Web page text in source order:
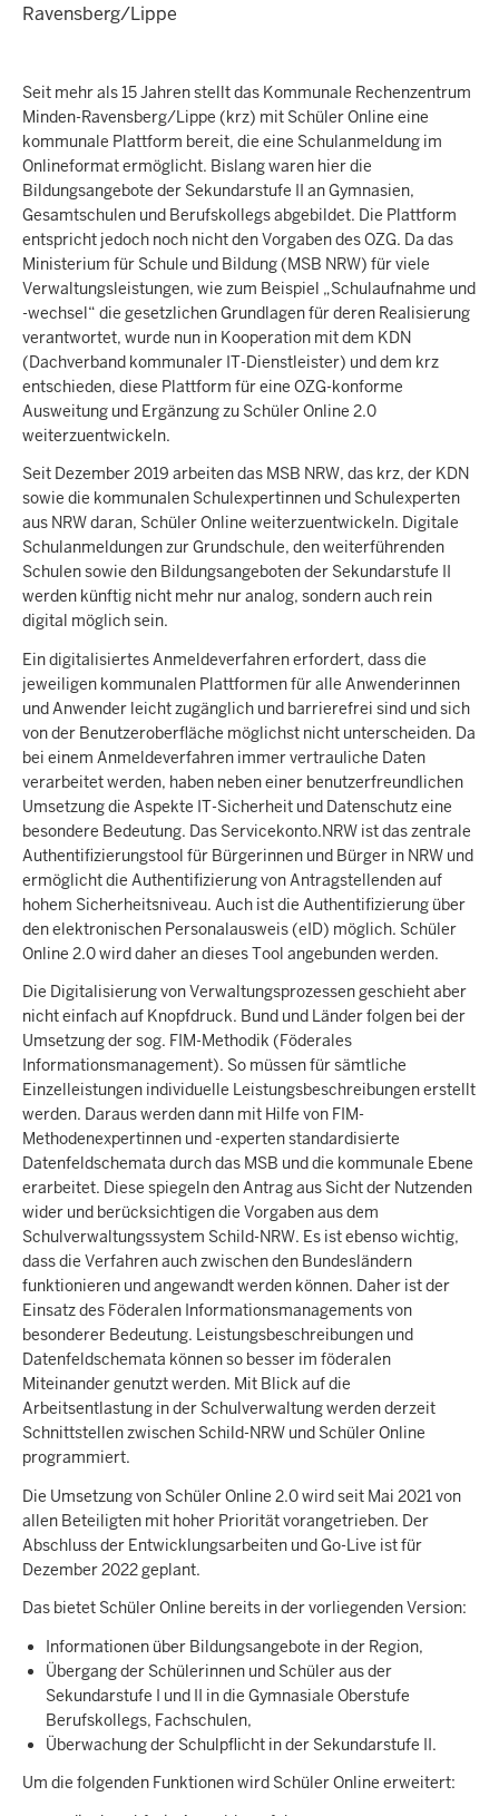
Ravensberg/Lippe
Seit mehr als 15 Jahren stellt das Kommunale Rechenzentrum
Minden-Ravensberg/Lippe (krz) mit Schüler Online eine
kommunale Plattform bereit, die eine Schulanmeldung im
Onlineformat ermöglicht. Bislang waren hier die
Bildungsangebote der Sekundarstufe II an Gymnasien,
Gesamtschulen und Berufskollegs abgebildet. Die Plattform
entspricht jedoch noch nicht den Vorgaben des OZG. Da das
Ministerium für Schule und Bildung (MSB NRW) für viele
Verwaltungsleistungen, wie zum Beispiel „Schulaufnahme und
-wechsel“ die gesetzlichen Grundlagen für deren Realisierung
verantwortet, wurde nun in Kooperation mit dem KDN
(Dachverband kommunaler IT-Dienstleister) und dem krz
entschieden, diese Plattform für eine OZG-konforme
Ausweitung und Ergänzung zu Schüler Online 2.0
weiterzuentwickeln.
Seit Dezember 2019 arbeiten das MSB NRW, das krz, der KDN
sowie die kommunalen Schulexpertinnen und Schulexperten
aus NRW daran, Schüler Online weiterzuentwickeln. Digitale
Schulanmeldungen zur Grundschule, den weiterführenden
Schulen sowie den Bildungsangeboten der Sekundarstufe II
werden künftig nicht mehr nur analog, sondern auch rein
digital möglich sein.
Ein digitalisiertes Anmeldeverfahren erfordert, dass die
jeweiligen kommunalen Plattformen für alle Anwenderinnen
und Anwender leicht zugänglich und barrierefrei sind und sich
von der Benutzeroberfläche möglichst nicht unterscheiden. Da
bei einem Anmeldeverfahren immer vertrauliche Daten
verarbeitet werden, haben neben einer benutzerfreundlichen
Umsetzung die Aspekte IT-Sicherheit und Datenschutz eine
besondere Bedeutung. Das Servicekonto.NRW ist das zentrale
Authentifizierungstool für Bürgerinnen und Bürger in NRW und
ermöglicht die Authentifizierung von Antragstellenden auf
hohem Sicherheitsniveau. Auch ist die Authentifizierung über
den elektronischen Personalausweis (eID) möglich. Schüler
Online 2.0 wird daher an dieses Tool angebunden werden.
Die Digitalisierung von Verwaltungsprozessen geschieht aber
nicht einfach auf Knopfdruck. Bund und Länder folgen bei der
Umsetzung der sog. FIM-Methodik (Föderales
Informationsmanagement). So müssen für sämtliche
Einzelleistungen individuelle Leistungsbeschreibungen erstellt
werden. Daraus werden dann mit Hilfe von FIM-
Methodenexpertinnen und -experten standardisierte
Datenfeldschemata durch das MSB und die kommunale Ebene
erarbeitet. Diese spiegeln den Antrag aus Sicht der Nutzenden
wider und berücksichtigen die Vorgaben aus dem
Schulverwaltungssystem Schild-NRW. Es ist ebenso wichtig,
dass die Verfahren auch zwischen den Bundesländern
funktionieren und angewandt werden können. Daher ist der
Einsatz des Föderalen Informationsmanagements von
besonderer Bedeutung. Leistungsbeschreibungen und
Datenfeldschemata können so besser im föderalen
Miteinander genutzt werden. Mit Blick auf die
Arbeitsentlastung in der Schulverwaltung werden derzeit
Schnittstellen zwischen Schild-NRW und Schüler Online
programmiert.
Die Umsetzung von Schüler Online 2.0 wird seit Mai 2021 von
allen Beteiligten mit hoher Priorität vorangetrieben. Der
Abschluss der Entwicklungsarbeiten und Go-Live ist für
Dezember 2022 geplant.
Das bietet Schüler Online bereits in der vorliegenden Version:
Informationen über Bildungsangebote in der Region,
Übergang der Schülerinnen und Schüler aus der
Sekundarstufe I und II in die Gymnasiale Oberstufe
Berufskollegs, Fachschulen,
Überwachung der Schulpflicht in der Sekundarstufe II.
Um die folgenden Funktionen wird Schüler Online erweitert: